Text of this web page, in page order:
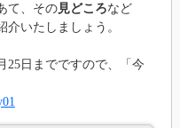
て、その見どころなど
いたしましょう。
25日までですので、「今